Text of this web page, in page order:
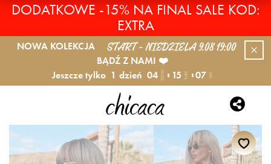
DODATKOWE -15% NA FINAL SALE KOD:
EXTRA
NOWA KOLEKCJA START - NIEDZIELA 9.08 19:00
BĄDŹ Z NAMI ❤️
Jeszcze tylko 1 dzień 04 GODZ. 15 MIN. 07 SEK.